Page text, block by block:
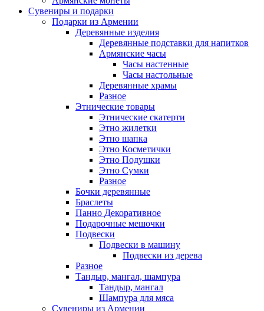
Сувениры и подарки
Подарки из Армении
Деревянные изделия
Деревянные подставки для напитков
Армянские часы
Часы настенные
Часы настольные
Деревянные храмы
Разное
Этнические товары
Этнические скатерти
Этно жилетки
Этно шапка
Этно Косметички
Этно Подушки
Этно Сумки
Разное
Бочки деревянные
Браслеты
Панно Декоративное
Подарочные мешочки
Подвески
Подвески в машину
Подвески из дерева
Разное
Тандыр, мангал, шампура
Тандыр, мангал
Шампура для мяса
Сувениры из Армении